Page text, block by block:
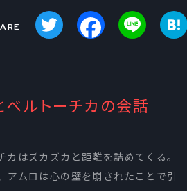
Twitter Facebook Line
ベルトーチカの会話
はズカズカと距離を詰めてくる。
ムロは心の壁を崩されたことで引